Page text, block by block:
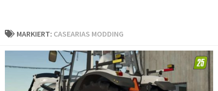
MARKIERT: CASEARIAS MODDING